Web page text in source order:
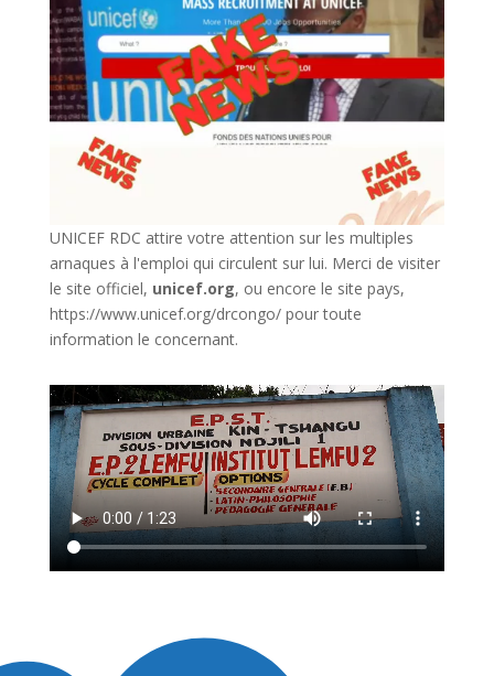
UNICEF RDC attire votre attention sur les multiples
arnaques à l'emploi qui circulent sur lui. Merci de visiter
le site officiel, unicef.org, ou encore le site pays,
https://www.unicef.org/drcongo/pour toute
information le concernant.